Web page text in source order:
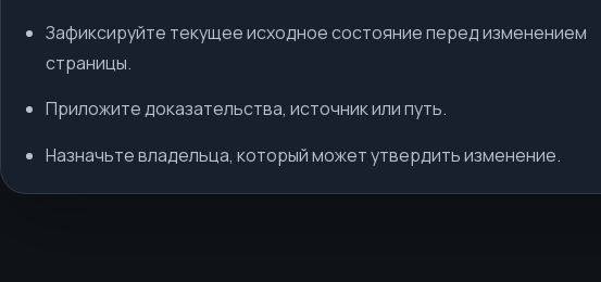
Зафиксируйте текущее исходное состояние перед изменением
страницы.
Приложите доказательства, источник или путь.
Назначьте владельца, который может утвердить изменение.